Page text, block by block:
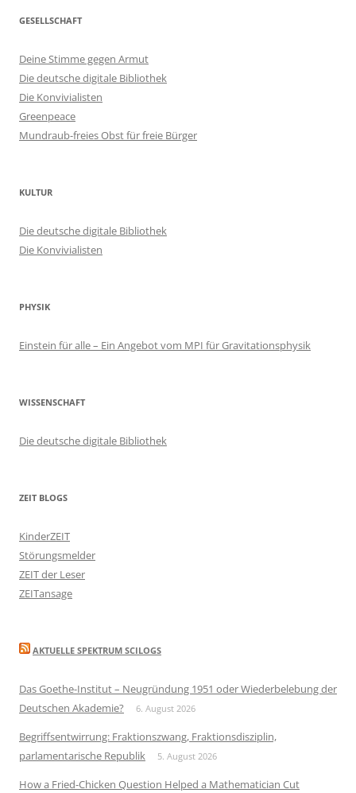
GESELLSCHAFT
Deine Stimme gegen Armut
Die deutsche digitale Bibliothek
Die Konvivialisten
Greenpeace
Mundraub-freies Obst für freie Bürger
KULTUR
Die deutsche digitale Bibliothek
Die Konvivialisten
PHYSIK
Einstein für alle – Ein Angebot vom MPI für Gravitationsphysik
WISSENSCHAFT
Die deutsche digitale Bibliothek
ZEIT BLOGS
KinderZEIT
Störungsmelder
ZEIT der Leser
ZEITansage
AKTUELLE SPEKTRUM SCILOGS
Das Goethe-Institut – Neugründung 1951 oder Wiederbelebung der
Deutschen Akademie?
6. August 2026
Begriffsentwirrung: Fraktionszwang, Fraktionsdisziplin,
parlamentarische Republik
5. August 2026
How a Fried-Chicken Question Helped a Mathematician Cut